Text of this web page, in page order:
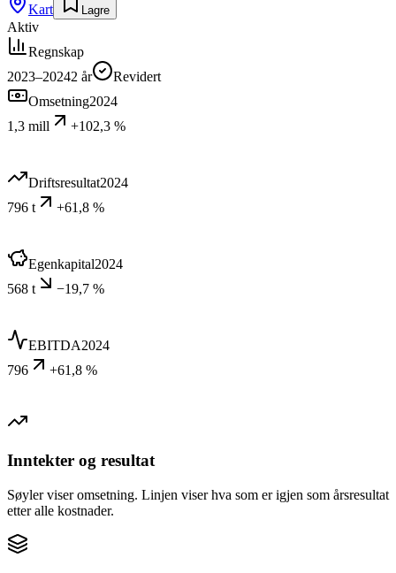
Kart
Lagre
Aktiv
Regnskap
2023–20242 år
Revidert
Omsetning2024
1,3 mill
+102,3 %
Driftsresultat2024
796 t
+61,8 %
Egenkapital2024
568 t
−19,7 %
EBITDA2024
796
+61,8 %
Inntekter og resultat
Søyler viser omsetning. Linjen viser hva som er igjen som årsresultat
etter alle kostnader.